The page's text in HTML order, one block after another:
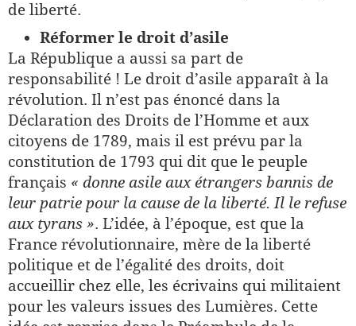
de liberté.
Réformer le droit d’asile
La République a aussi sa part de
responsabilité ! Le droit d’asile apparaît à la
révolution. Il n’est pas énoncé dans la
Déclaration des Droits de l’Homme et aux
citoyens de 1789, mais il est prévu par la
constitution de 1793 qui dit que le peuple
français « donne asile aux étrangers bannis de
leur patrie pour la cause de la liberté. Il le refuse
aux tyrans ». L’idée, à l’époque, est que la
France révolutionnaire, mère de la liberté
politique et de l’égalité des droits, doit
accueillir chez elle, les écrivains qui militaient
pour les valeurs issues des Lumières. Cette